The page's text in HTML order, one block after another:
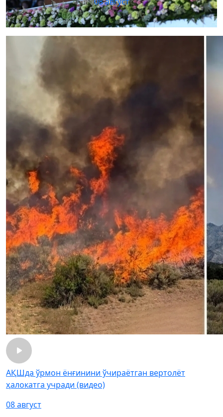
АҚШда ўрмон ёнғинини ўчираётган вертолёт
ҳалокатга учради (видео)
08 август